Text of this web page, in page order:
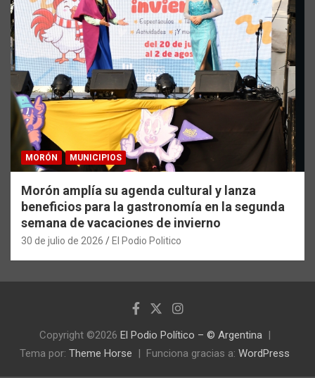
MORÓN MUNICIPIOS
Morón amplía su agenda cultural y lanza
beneficios para la gastronomía en la segunda
semana de vacaciones de invierno
30 de julio de 2026 El Podio Politico
Copyright ©2026 El Podio Político – © Argentina
Tema por: Theme Horse Funciona gracias a: WordPress